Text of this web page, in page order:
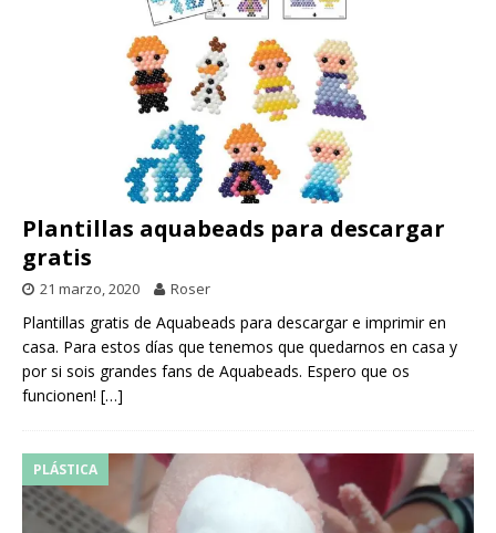
Plantillas aquabeads para descargar
gratis
21 marzo, 2020 Roser
Plantillas gratis de Aquabeads para descargar e imprimir en
casa. Para estos días que tenemos que quedarnos en casa y
por si sois grandes fans de Aquabeads. Espero que os
funcionen! […]
PLÁSTICA